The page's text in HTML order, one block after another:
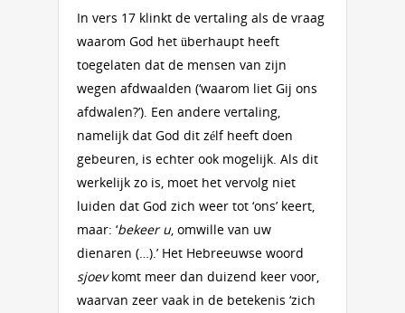
In vers 17 klinkt de vertaling als de vraag
waarom God het überhaupt heeft
toegelaten dat de mensen van zijn
wegen afdwaalden (‘waarom liet Gij ons
afdwalen?’). Een andere vertaling,
namelijk dat God dit zélf heeft doen
gebeuren, is echter ook mogelijk. Als dit
werkelijk zo is, moet het vervolg niet
luiden dat God zich weer tot ‘ons’ keert,
maar: ‘bekeer u, omwille van uw
dienaren (…).’ Het Hebreeuwse woord
sjoevkomt meer dan duizend keer voor,
waarvan zeer vaak in de betekenis ‘zich